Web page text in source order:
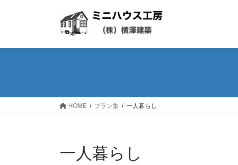
HOME プラン集 一人暮らし
一人暮らし